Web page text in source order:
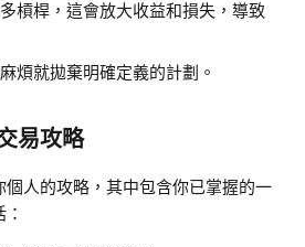
槓桿，這會放大收益和損失，導致
煩就拋棄明確定義的計劃。
易攻略
人的攻略，其中包含你已掌握的一